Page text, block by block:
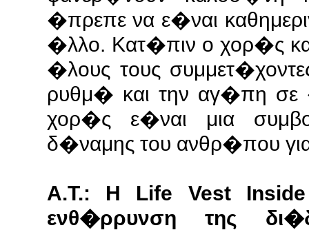
�πρεπε να ε�ναι
�λλο. Κατ�πιν ο χορ�ς
�λους τους
ρυθμ� και την αγ�πη σε
χορ�ς ε�ναι μια
δ�ναμης του ανθρ�που
Α.Τ.: Η Life Vest Inside
ενθ�ρρυνση της